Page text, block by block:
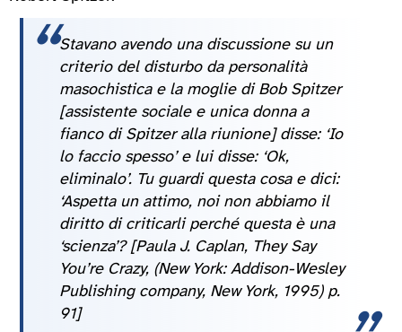
Stavano avendo una discussione su un
criterio del disturbo da personalità
masochistica e la moglie di Bob Spitzer
[assistente sociale e unica donna a
fianco di Spitzer alla riunione] disse: ‘Io
lo faccio spesso’ e lui disse: ‘Ok,
eliminalo’. Tu guardi questa cosa e dici:
‘Aspetta un attimo, noi non abbiamo il
diritto di criticarli perché questa è una
‘scienza’? [Paula J. Caplan, They Say
You’re Crazy, (New York: Addison-Wesley
Publishing company, New York, 1995) p.
91]